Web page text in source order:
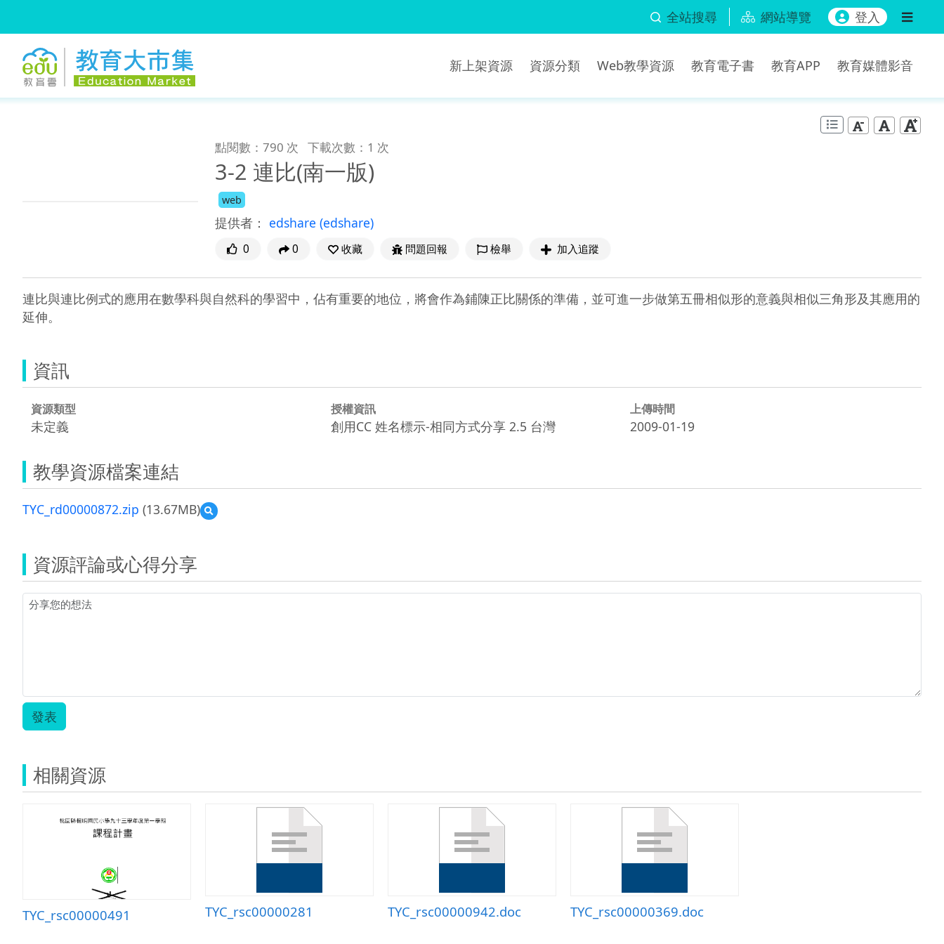
全站搜尋 網站導覽 登入
新上架資源 資源分類 Web教學資源 教育電子書 教育APP 教育媒體影音
點閱數：790 次 下載次數：1 次
3-2 連比(南一版)
web
提供者： edshare (edshare)
0 0 收藏 問題回報 檢舉 加入追蹤
連比與連比例式的應用在數學科與自然科的學習中，佔有重要的地位，將會作為鋪陳正比關係的準備，並可進一步做第五冊相似形的意義與相似三角形及其應用的
延伸。
資訊
資源類型
未定義
授權資訊
創用CC 姓名標示-相同方式分享 2.5 台灣
上傳時間
2009-01-19
教學資源檔案連結
TYC_rd00000872.zip (13.67MB)
預
覽
資源評論或心得分享
發表
相關資源
TYC_rsc00000491 TYC_rsc00000281 TYC_rsc00000942.doc TYC_rsc00000369.doc